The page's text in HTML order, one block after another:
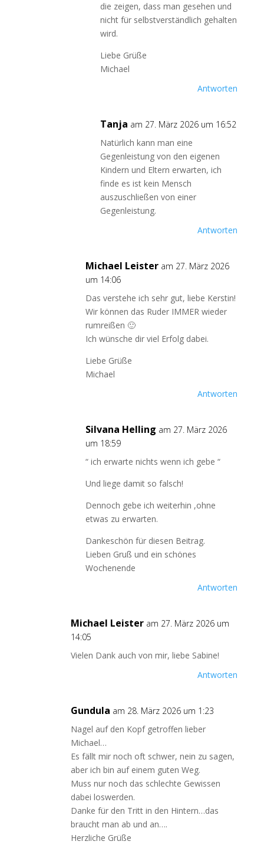
die zeigen, dass man gesehen und
nicht für selbstverständlich gehalten
wird.
Liebe Grüße
Michael
Antworten
Tanja am 27. März 2026 um 16:52
Natürlich kann man eine
Gegenleistung von den eigenen
Kindern und Eltern erwarten, ich
finde es ist kein Mensch
auszuschließen von einer
Gegenleistung.
Antworten
Michael Leister am 27. März 2026
um 14:06
Das verstehe ich sehr gut, liebe Kerstin!
Wir können das Ruder IMMER wieder
rumreißen 🙂
Ich wünsche dir viel Erfolg dabei.
Liebe Grüße
Michael
Antworten
Silvana Helling am 27. März 2026
um 18:59
“ ich erwarte nichts wenn ich gebe “
Und liege damit so falsch!
Dennoch gebe ich weiterhin ,ohne
etwas zu erwarten.
Dankeschön für diesen Beitrag.
Lieben Gruß und ein schönes
Wochenende
Antworten
Michael Leister am 27. März 2026 um
14:05
Vielen Dank auch von mir, liebe Sabine!
Antworten
Gundula am 28. März 2026 um 1:23
Nagel auf den Kopf getroffen lieber
Michael…
Es fällt mir noch oft schwer, nein zu sagen,
aber ich bin auf einem guten Weg.
Muss nur noch das schlechte Gewissen
dabei loswerden.
Danke für den Tritt in den Hintern…das
braucht man ab und an….
Herzliche Grüße